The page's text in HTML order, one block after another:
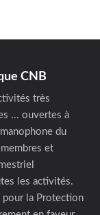
CNB
très
... ouvertes à
du
et
les activités.
pour la Protection